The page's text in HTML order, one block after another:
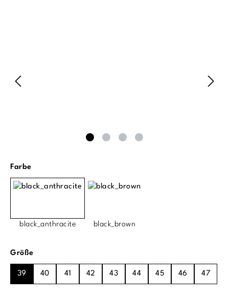
Farbeauswählen
black_anthracite black_brown
Größeauswählen
39 40 41 42 43 44 45 46 47